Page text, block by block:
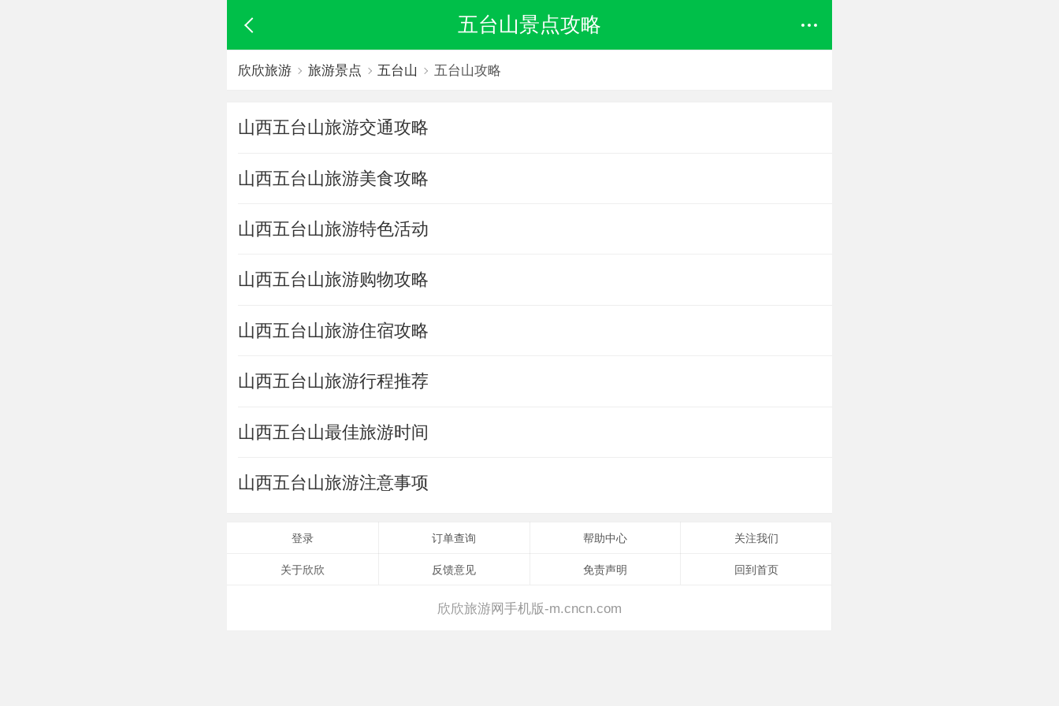
五台山景点攻略
欣欣旅游 旅游景点 五台山 五台山攻略
山西五台山旅游交通攻略
山西五台山旅游美食攻略
山西五台山旅游特色活动
山西五台山旅游购物攻略
山西五台山旅游住宿攻略
山西五台山旅游行程推荐
山西五台山最佳旅游时间
山西五台山旅游注意事项
登录 订单查询 帮助中心 关注我们
关于欣欣 反馈意见 免责声明 回到首页
欣欣旅游网手机版-m.cncn.com